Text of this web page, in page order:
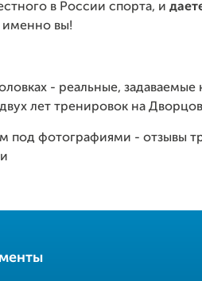
в России спорта, и
вы!
- реальные, задаваемые
лет тренировок на
под фотографиями - отзывы